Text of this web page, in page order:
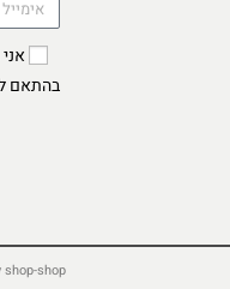
בהתאם
shop ©️